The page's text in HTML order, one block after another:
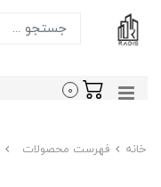
0
خانه فهرست محصولات